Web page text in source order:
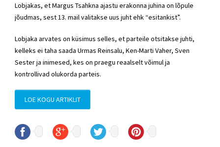
Lobjakas, et Margus Tsahkna ajastu erakonna juhina on lõpule
jõudmas, sest 13. mail valitakse uus juht ehk “esitankist”.
Lobjaka arvates on küsimus selles, et parteile otsitakse juhti,
kelleks ei taha saada Urmas Reinsalu, Ken-Marti Vaher, Sven
Sester ja inimesed, kes on praegu reaalselt võimul ja
kontrollivad olukorda parteis.
LOE KOGU ARTIKLIT